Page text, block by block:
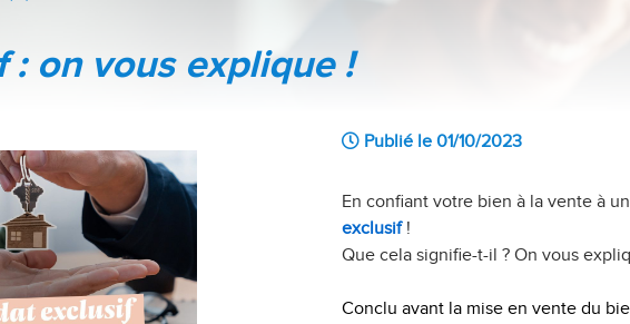
location immobilier professionnel
: on vous explique !
Publié le 01/10/2023
En confiant votre bien à la vente à
exclusif!
Que cela signifie-t-il ? On vous
Conclu avant la mise en vente du